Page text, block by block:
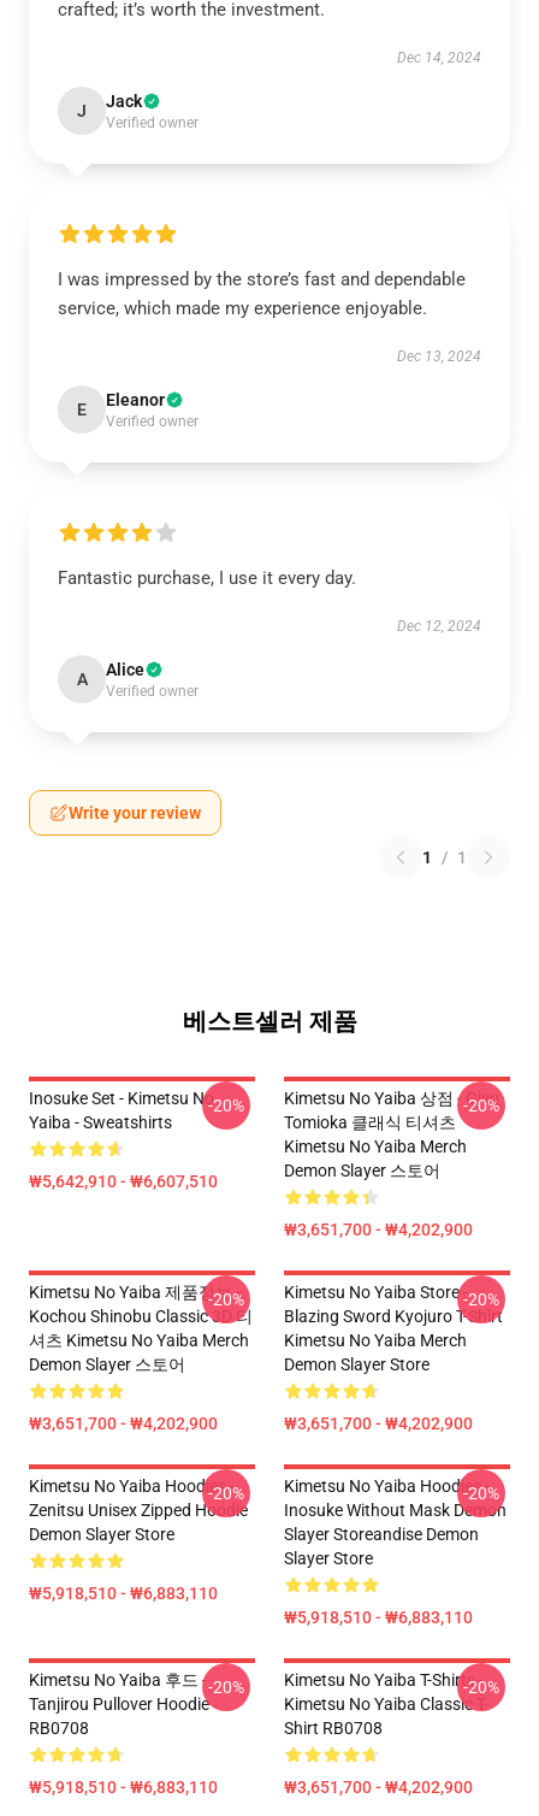
crafted; it’s worth the investment.
Dec 14, 2024
J Jack
Verified owner
I was impressed by the store’s fast and dependable
service, which made my experience enjoyable.
Dec 13, 2024
E Eleanor
Verified owner
Fantastic purchase, I use it every day.
Dec 12, 2024
A Alice
Verified owner
Write your review
1 / 1
베스트셀러 제품
Inosuke Set - Kimetsu No
Yaiba - Sweatshirts
₩5,642,910 - ₩6,607,510
-20%
Kimetsu No Yaiba 상점 - Giyu
Tomioka 클래식 티셔츠
Kimetsu No Yaiba Merch
Demon Slayer 스토어
₩3,651,700 - ₩4,202,900
-20%
Kimetsu No Yaiba 제품정보 -
Kochou Shinobu Classic 3D 티
셔츠 Kimetsu No Yaiba Merch
Demon Slayer 스토어
₩3,651,700 - ₩4,202,900
-20%
Kimetsu No Yaiba Store -
Blazing Sword Kyojuro T-Shirt
Kimetsu No Yaiba Merch
Demon Slayer Store
₩3,651,700 - ₩4,202,900
-20%
Kimetsu No Yaiba Hoodies -
Zenitsu Unisex Zipped Hoodie
Demon Slayer Store
₩5,918,510 - ₩6,883,110
-20%
Kimetsu No Yaiba Hoodies -
Inosuke Without Mask Demon
Slayer Storeandise Demon
Slayer Store
₩5,918,510 - ₩6,883,110
-20%
Kimetsu No Yaiba 후드 -
Tanjirou Pullover Hoodie
RB0708
₩5,918,510 - ₩6,883,110
-20%
Kimetsu No Yaiba T-Shirts -
Kimetsu No Yaiba Classic T-
Shirt RB0708
₩3,651,700 - ₩4,202,900
-20%